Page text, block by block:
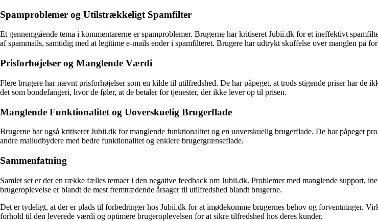
Spamproblemer og Utilstrækkeligt Spamfilter
Et gennemgående tema i kommentarerne er spamproblemer. Brugerne har kritiseret Jubii.dk for et ineffektivt
af spammails, samtidig med at legitime e-mails ender i spamfilteret. Brugere har udtrykt skuffelse over manglen på
Prisforhøjelser og Manglende Værdi
Flere brugere har nævnt prisforhøjelser som en kilde til utilfredshed. De har påpeget, at trods stigende priser har de
det som bondefangeri, hvor de føler, at de betaler for tjenester, der ikke lever op til prisen.
Manglende Funktionalitet og Uoverskuelig Brugerflade
Brugerne har også kritiseret Jubii.dk for manglende funktionalitet og en uoverskuelig brugerflade. De har påpeget
andre mailudbydere med bedre funktionalitet og enklere brugergrænseflade.
Sammenfatning
Samlet set er der en række fælles temaer i den negative feedback om Jubii.dk. Problemer med manglende support,
brugeroplevelse er blandt de mest fremtrædende årsager til utilfredshed blandt brugerne.
Det er tydeligt, at der er plads til forbedringer hos Jubii.dk for at imødekomme brugernes behov og forventninger.
forhold til den leverede værdi og optimere brugeroplevelsen for at sikre tilfredshed hos deres kunder.